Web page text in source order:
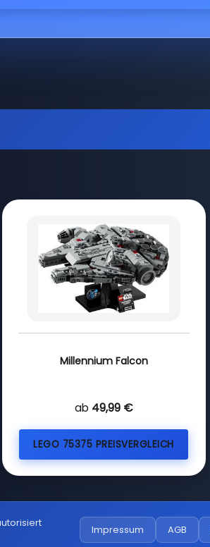
Millennium Falcon
ab 49,99 €
LEGO 75375 PREISVERGLEICH
Impressum AGB